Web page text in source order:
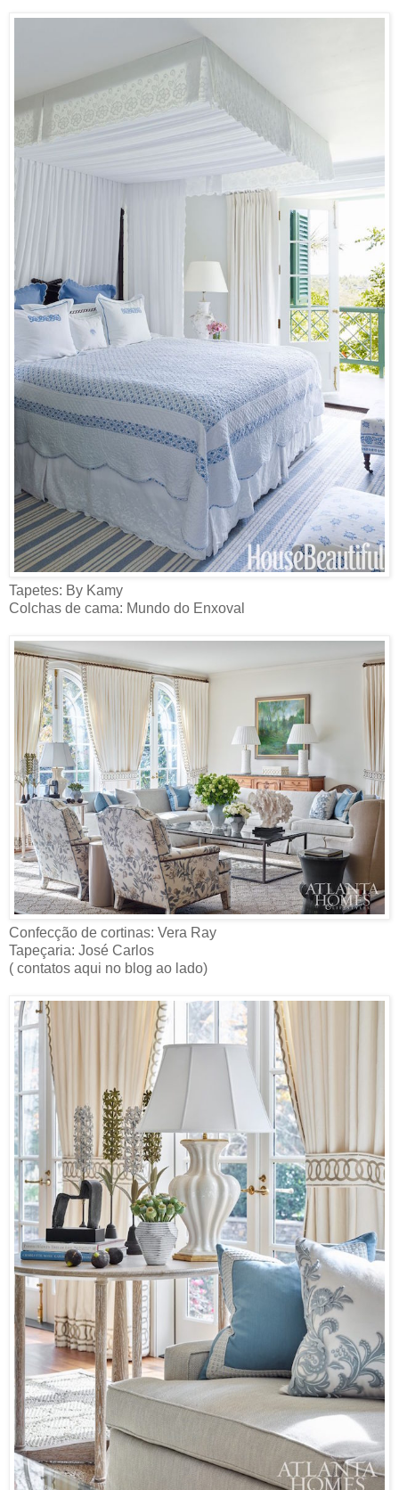
Tapetes: By Kamy
Colchas de cama: Mundo do Enxoval
Confecção de cortinas: Vera Ray
Tapeçaria: José Carlos
( contatos aqui no blog ao lado)